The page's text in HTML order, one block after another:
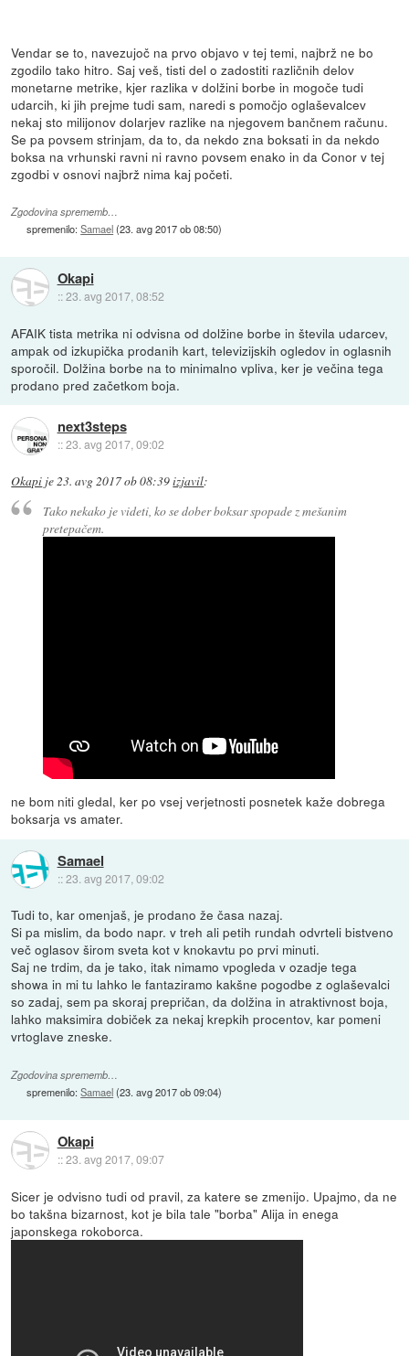
Vendar se to, navezujoč na prvo objavo v tej temi, najbrž ne bo
zgodilo tako hitro. Saj veš, tisti del o zadostiti različnih delov
monetarne metrike, kjer razlika v dolžini borbe in mogoče tudi
udarcih, ki jih prejme tudi sam, naredi s pomočjo oglaševalcev
nekaj sto milijonov dolarjev razlike na njegovem bančnem računu.
Se pa povsem strinjam, da to, da nekdo zna boksati in da nekdo
boksa na vrhunski ravni ni ravno povsem enako in da Conor v tej
zgodbi v osnovi najbrž nima kaj početi.
Zgodovina sprememb…
spremenilo:Samael(23. avg 2017 ob 08:50)
Okapi
::23. avg 2017, 08:52
AFAIK tista metrika ni odvisna od dolžine borbe in števila udarcev,
ampak od izkupička prodanih kart, televizijskih ogledov in oglasnih
sporočil. Dolžina borbe na to minimalno vpliva, ker je večina tega
prodano pred začetkom boja.
next3steps
::23. avg 2017, 09:02
Okapi je23. avg 2017 ob 08:39izjavil:
Tako nekako je videti, ko se dober boksar spopade z mešanim
pretepačem.
ne bom niti gledal, ker po vsej verjetnosti posnetek kaže dobrega
boksarja vs amater.
Samael
::23. avg 2017, 09:02
Tudi to, kar omenjaš, je prodano že časa nazaj.
Si pa mislim, da bodo napr. v treh ali petih rundah odvrteli bistveno
več oglasov širom sveta kot v knokavtu po prvi minuti.
Saj ne trdim, da je tako, itak nimamo vpogleda v ozadje tega
showa in mi tu lahko le fantaziramo kakšne pogodbe z oglaševalci
so zadaj, sem pa skoraj prepričan, da dolžina in atraktivnost boja,
lahko maksimira dobiček za nekaj krepkih procentov, kar pomeni
vrtoglave zneske.
Zgodovina sprememb…
spremenilo:Samael(23. avg 2017 ob 09:04)
Okapi
::23. avg 2017, 09:07
Sicer je odvisno tudi od pravil, za katere se zmenijo. Upajmo, da ne
bo takšna bizarnost, kot je bila tale "borba" Alija in enega
japonskega rokoborca.